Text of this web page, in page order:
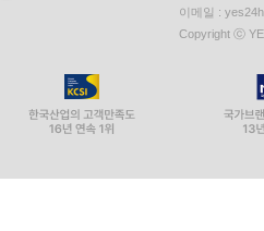
이메일 :
Copyright ⓒ